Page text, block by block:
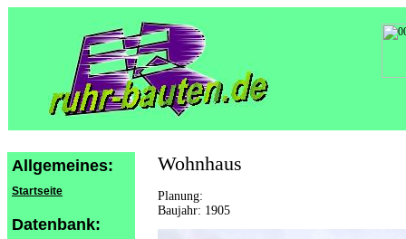
Allgemeines:
Startseite
Datenbank:
Wohnhaus
Planung:
Baujahr: 1905